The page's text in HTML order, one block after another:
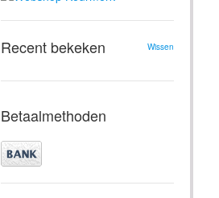
Recent bekeken Wissen
Betaalmethoden